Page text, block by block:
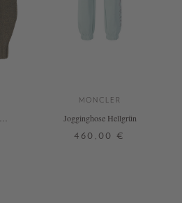
MONCLER
Jogginghose Hellgrün
460,00 €